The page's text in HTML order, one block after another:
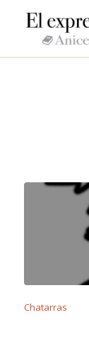
Chatarras